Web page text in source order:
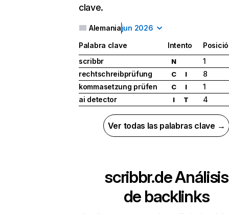
clave.
Alemaniajun 2026
Palabra clave Intento
scribbr
N
1
rechtschreibprüfung
C I
8
kommasetzung prüfen
C I
1
ai detector
I T 4
Ver todas las palabras clave →
scribbr.deAnálisis
de backlinks